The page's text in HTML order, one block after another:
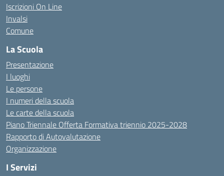
Iscrizioni On Line
Invalsi
Comune
La Scuola
Presentazione
I luoghi
Le persone
I numeri della scuola
Le carte della scuola
Piano Triennale Offerta Formativa triennio 2025-2028
Rapporto di Autovalutazione
Organizzazione
I Servizi